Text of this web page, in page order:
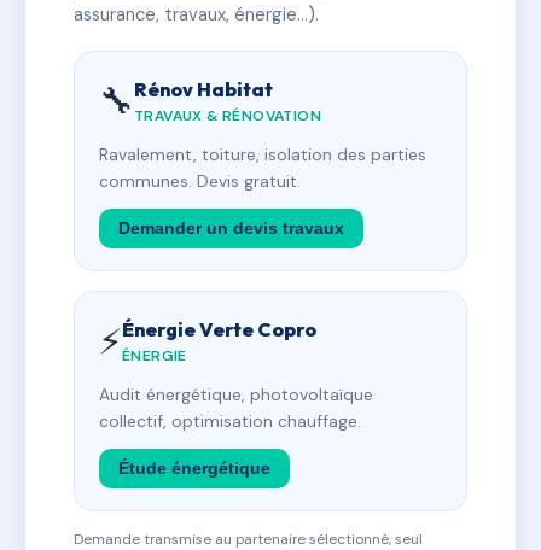
assurance, travaux, énergie…).
🔧 Rénov Habitat
TRAVAUX & RÉNOVATION
Ravalement, toiture, isolation des parties
communes. Devis gratuit.
Demander un devis travaux
⚡Énergie Verte Copro
ÉNERGIE
Audit énergétique, photovoltaïque
collectif, optimisation chauffage.
Étude énergétique
Demande transmise au partenaire sélectionné, seul